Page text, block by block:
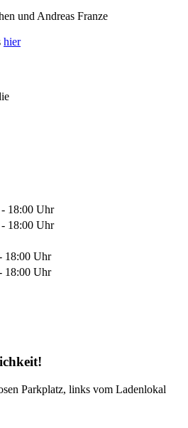
und Andreas Franze
hier
18:00 Uhr
18:00 Uhr
18:00 Uhr
18:00 Uhr
Parkplatz, links vom Ladenlokal